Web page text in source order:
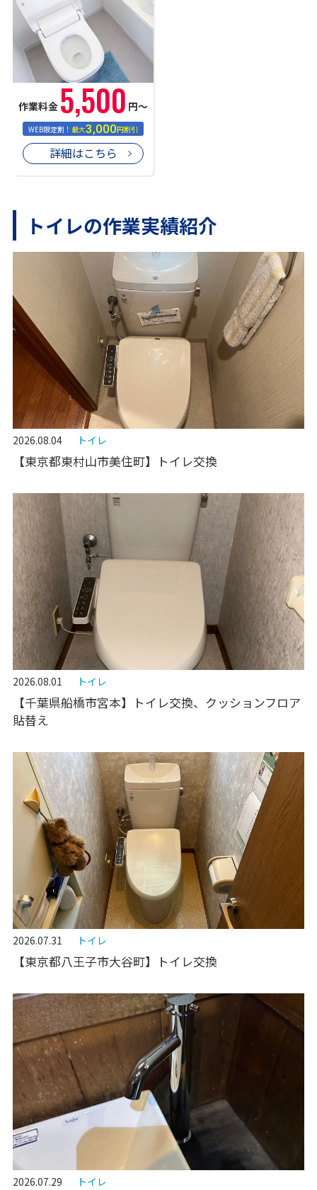
作業料金 5,500 円〜
WEB限定割！最大3,000円割引
詳細はこちら
トイレの作業実績紹介
2026.08.04 トイレ
【東京都東村山市美住町】トイレ交換
2026.08.01 トイレ
【千葉県船橋市宮本】トイレ交換、クッションフロア
貼替え
2026.07.31 トイレ
【東京都八王子市大谷町】トイレ交換
2026.07.29 トイレ